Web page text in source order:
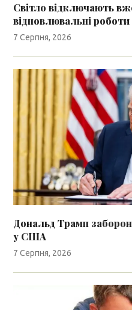
Світло відключають
відновлювальні
7 Серпня, 2026
Дональд Трамп
у США
7 Серпня, 2026